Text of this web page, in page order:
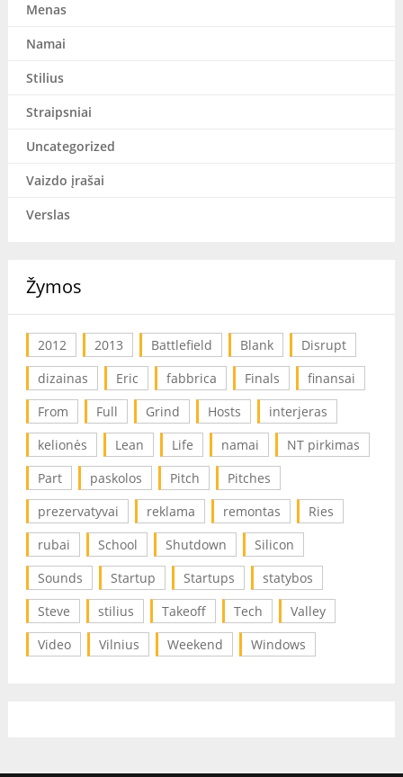
Menas
Namai
Stilius
Straipsniai
Uncategorized
Vaizdo įrašai
Verslas
Žymos
2012 2013 Battlefield Blank
Disrupt
dizainas
Eric fabbrica Finals
finansai
From
Full Grind Hosts
interjeras
kelionės
Lean Life namai
NT pirkimas
Part
paskolos Pitch
Pitches
prezervatyvai
reklama remontas
Ries
rubai
School Shutdown
Silicon
Sounds
Startup Startups
statybos
Steve
stilius Takeoff Tech
Valley
Video
Vilnius Weekend Windows